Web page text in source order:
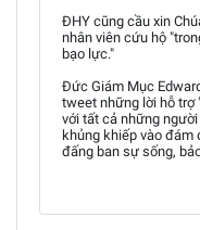
ĐHY cũng cầu xin
nhân viên cứu hộ
bạo lực."
Đức Giám Mục
tweet những lời hỗ trợ
với tất cả những
khủng khiếp vào đám
đấng ban sự sống,